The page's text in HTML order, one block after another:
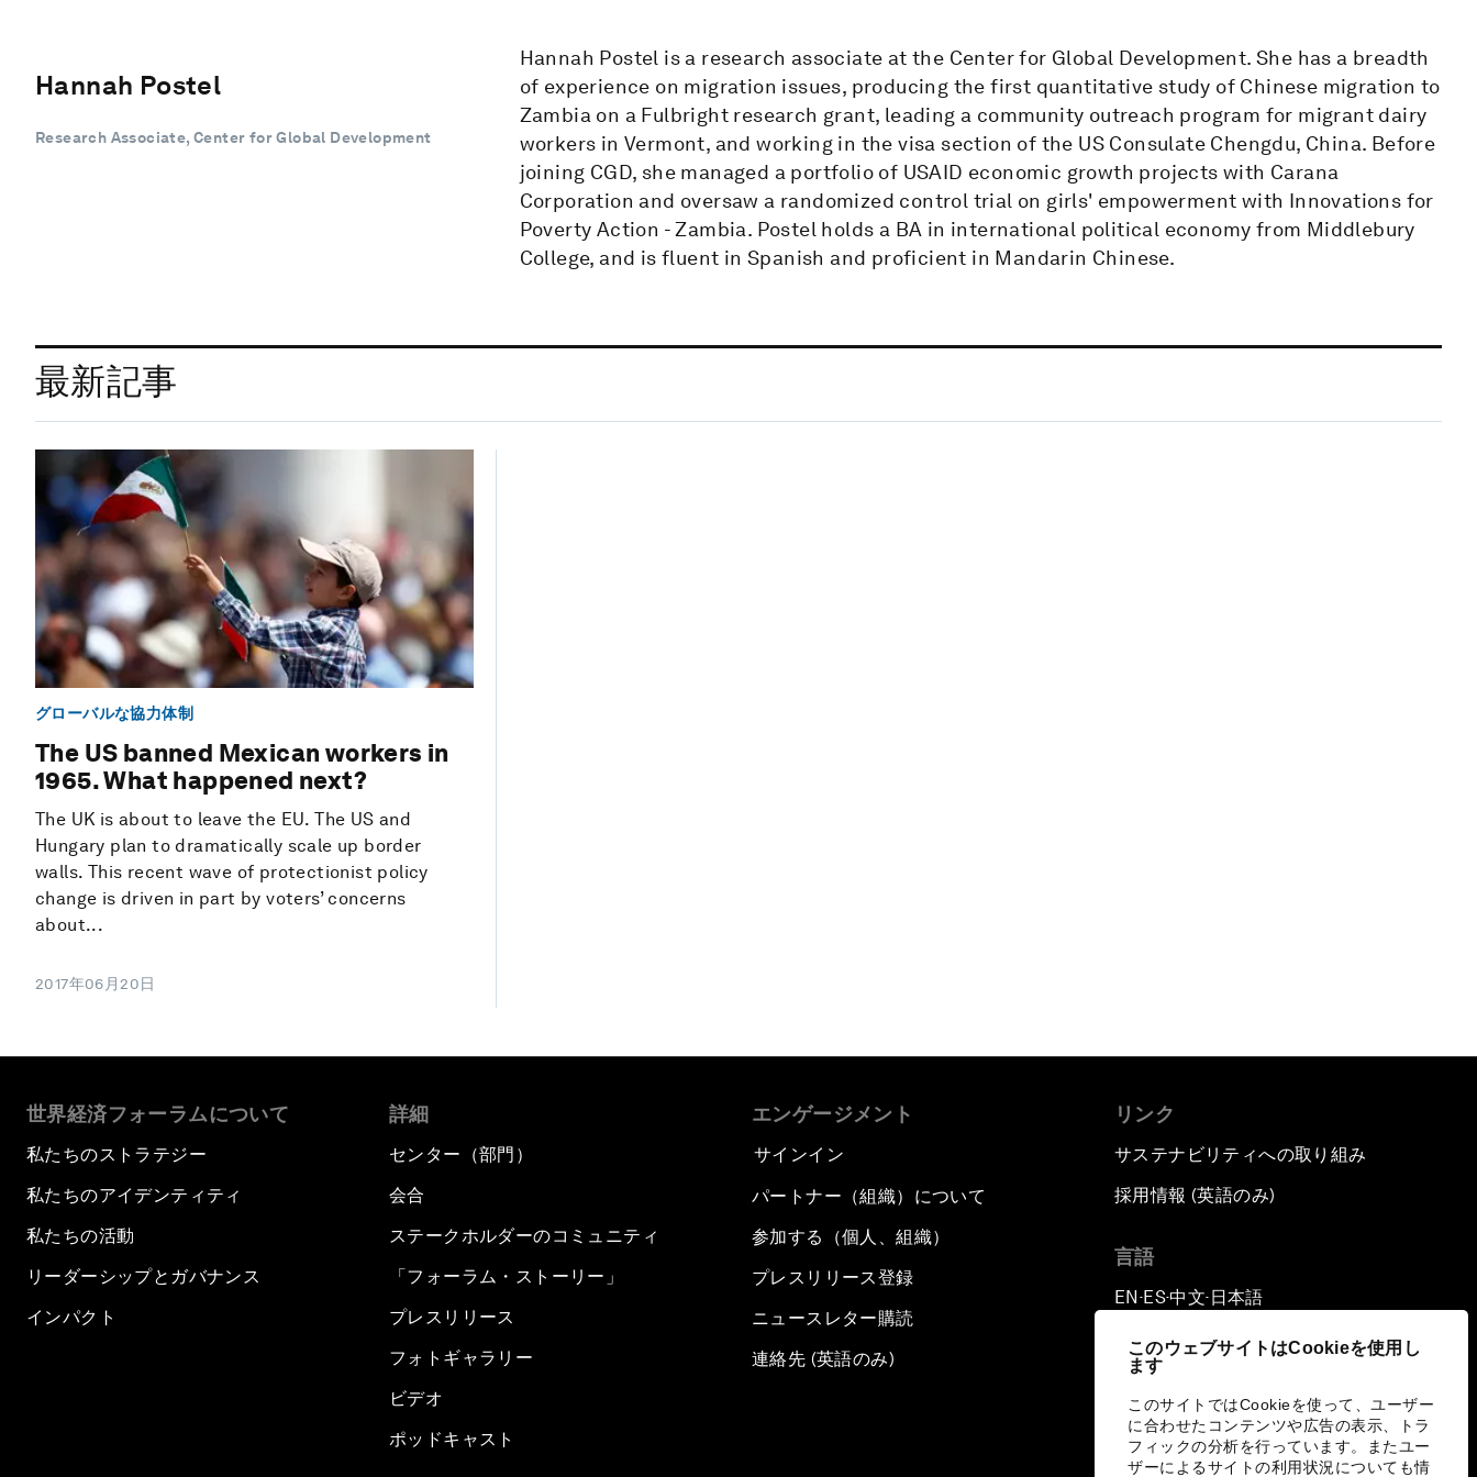
このウェブサイトはCookieを使用し
ます
このサイトではCookieを使って、ユーザー
に合わせたコンテンツや広告の表示、トラ
フィックの分析を行っています。またユー
ザーによるサイトの利用状況についても情
Hannah Postel
Research Associate, Center for Global Development
Hannah Postel is a research associate at the Center for Global Development. She has a breadth
of experience on migration issues, producing the first quantitative study of Chinese migration to
Zambia on a Fulbright research grant, leading a community outreach program for migrant dairy
workers in Vermont, and working in the visa section of the US Consulate Chengdu, China. Before
joining CGD, she managed a portfolio of USAID economic growth projects with Carana
Corporation and oversaw a randomized control trial on girls' empowerment with Innovations for
Poverty Action - Zambia. Postel holds a BA in international political economy from Middlebury
College, and is fluent in Spanish and proficient in Mandarin Chinese.
最新記事
グローバルな協力体制
The US banned Mexican workers in
1965. What happened next?
The UK is about to leave the EU. The US and
Hungary plan to dramatically scale up border
walls. This recent wave of protectionist policy
change is driven in part by voters’ concerns
about...
2017年06月20日
世界経済フォーラムについて
私たちのストラテジー
私たちのアイデンティティ
私たちの活動
リーダーシップとガバナンス
インパクト
詳細
センター（部門）
会合
ステークホルダーのコミュニティ
「フォーラム・ストーリー」
プレスリリース
フォトギャラリー
ビデオ
ポッドキャスト
エンゲージメント
サインイン
パートナー（組織）について
参加する（個人、組織）
プレスリリース登録
ニュースレター購読
連絡先 (英語のみ)
リンク
サステナビリティへの取り組み
採用情報 (英語のみ)
言語
EN ▪ ES▪中文▪ 日本語